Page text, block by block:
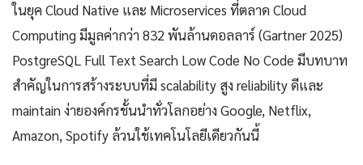
ในยุค Cloud Native และ Microservices ที่ตลาด Cloud
Computing มีมูลค่ากว่า 832 พันล้านดอลลาร์ (Gartner 2025)
PostgreSQL Full Text Search Low Code No Code มีบทบาท
สำคัญในการสร้างระบบที่มี scalability สูง reliability ดีและ
maintain ง่ายองค์กรชั้นนำทั่วโลกอย่าง Google, Netflix,
Amazon, Spotify ล้วนใช้เทคโนโลยีเดียวกันนี้